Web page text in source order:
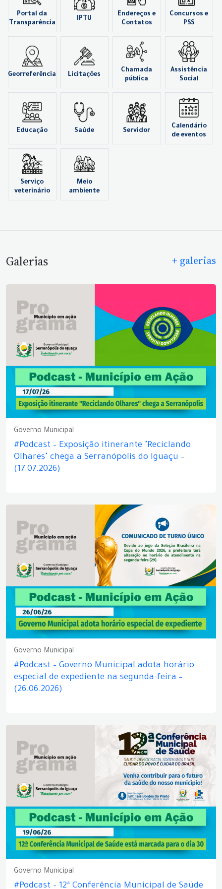
Portal da
Transparência
IPTU
Endereços e
Contatos
Concursos e
PSS
Georreferência Licitações
Chamada
pública
Assistência
Social
Educação Saúde Servidor
Calendário
de eventos
Serviço
veterinário
Meio
ambiente
Galerias + galerias
Governo Municipal
#Podcast – Exposição itinerante "Reciclando
Olhares" chega a Serranópolis do Iguaçu –
(17.07.2026)
Governo Municipal
#Podcast – Governo Municipal adota horário
especial de expediente na segunda-feira –
(26.06.2026)
Governo Municipal
#Podcast – 12ª Conferência Municipal de Saúde